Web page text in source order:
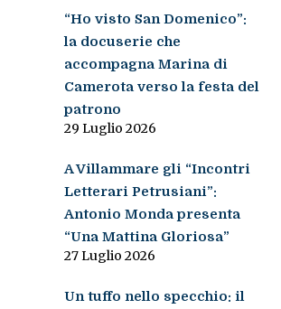
“Ho visto San Domenico”:
la docuserie che
accompagna Marina di
Camerota verso la festa del
patrono
29 Luglio 2026
A Villammare gli “Incontri
Letterari Petrusiani”:
Antonio Monda presenta
“Una Mattina Gloriosa”
27 Luglio 2026
Un tuffo nello specchio: il